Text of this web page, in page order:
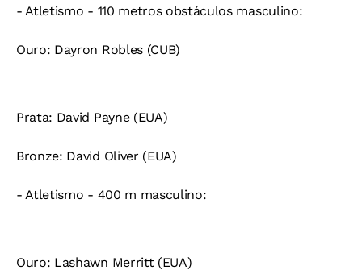
- Atletismo - 110 metros obstáculos masculino:
Ouro: Dayron Robles (CUB)
Prata: David Payne (EUA)
Bronze: David Oliver (EUA)
- Atletismo - 400 m masculino:
Ouro: Lashawn Merritt (EUA)